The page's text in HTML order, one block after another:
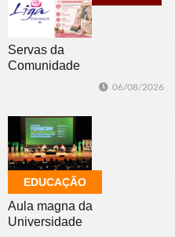
Servas da
Comunidade
06/08/2026
EDUCAÇÃO
Aula magna da
Universidade